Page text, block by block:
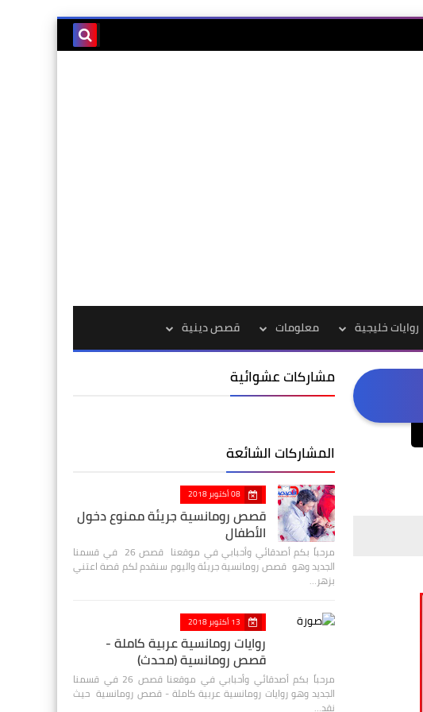
روايات خليجية معلومات قصص دينية
مشاركات عشوائية
المشاركات الشائعة
08 أكتوبر 2018
قصص رومانسية جريئة ممنوع دخول
الأطفال
مرحباً بكم أصدقائي وأحبابي في موقعنا قصص 26 في قسمنا
الجديد وهو قصص رومانسية جريئة واليوم سنقدم لكم قصة اعتني
بزهر…
13 أكتوبر 2018
روايات رومانسية عربية كاملة -
قصص رومانسية (محدث)
مرحباً بكم أصدقائي وأحبابي في موقعنا قصص 26 في قسمنا
الجديد وهو روايات رومانسية عربية كاملة - قصص رومانسية حيث
نقد…